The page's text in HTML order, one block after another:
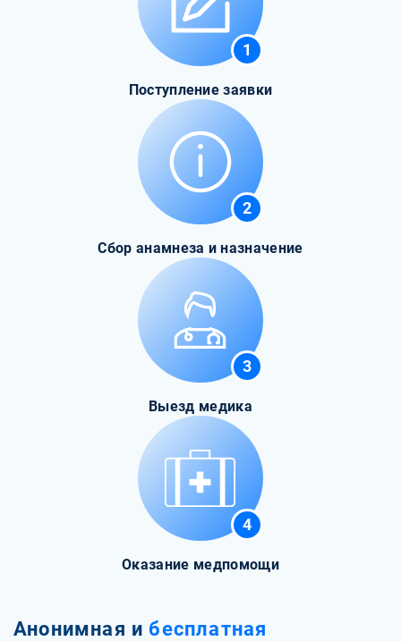
1
Поступление заявки
2
Сбор анамнеза и назначение
3
Выезд медика
4
Оказание медпомощи
Анонимная и бесплатная